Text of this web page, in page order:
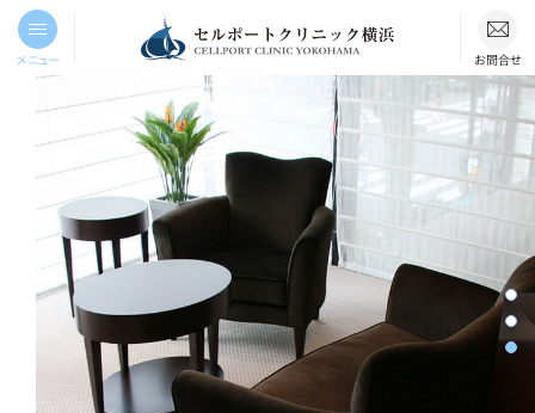
メニュー お問合せ